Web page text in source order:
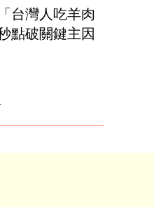
台灣人吃羊肉
點破關鍵主因